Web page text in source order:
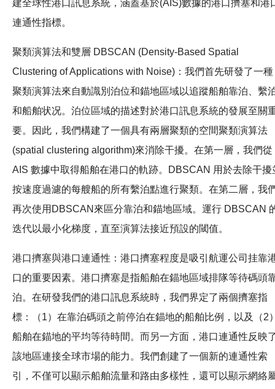
建全球性港口訊息系統，涵蓋基於(AIS)數據的港口擠塞和港
連通性指標。
聚類演算法和雙層 DBSCAN (Density-Based Spatial
Clustering of Applications with Noise)：我們首先研發了一種
聚類演算法來自動識別泊位和錨地區域以追蹤船舶靠泊、繫
和船舶状况。泊位區域的描述對於港口訊息系統的發展至關
要。因此，我們構建了一個具有兩層聚類的空間聚類演算法
(spatial clustering algorithm)來消除干擾。在第一層，我們從
AIS 數據中取得船舶在港口的軌跡。DBSCAN 用於去除干擾
按速度過濾的每艘船的所有繫泊點進行聚類。在第二層，我
再次使用DBSCAN來區分靠泊和錨地區域。運行 DBSCAN
迭代以最小化梯度，直至演算法接近預設的閾值。
港口擠塞與港口連通性：港口擠塞程度是吸引航運公司挂靠
口的重要因素。港口擠塞是指船舶在錨地區域排隊等待碼頭
泊。在研發我們的港口訊息系統時，我們界定了兩個擠塞指
標：（1）在靠泊碼頭之前停泊在錨地的船舶比例，以及（2
船舶在錨地的平均等待時間。而另一方面，港口連通性反映
該地區連接全球市場的能力。我們創建了一個新的連通性索
引，不僅可以顯示船舶流量和路由多樣性，還可以顯示網絡